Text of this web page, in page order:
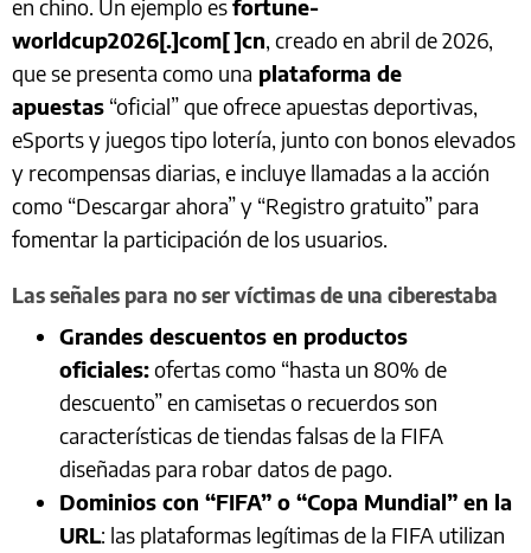
en chino. Un ejemplo esfortune-
worldcup2026[.]com[ ]cn, creado en abril de 2026,
que se presenta como una plataforma de
apuestas “oficial” que ofrece apuestas deportivas,
eSports y juegos tipo lotería, junto con bonos elevados
y recompensas diarias, e incluye llamadas a la acción
como “Descargar ahora” y “Registro gratuito” para
fomentar la participación de los usuarios.
Las señales para no ser víctimas de una ciberestaba
Grandes descuentos en productos
oficiales:ofertas como “hasta un 80% de
descuento” en camisetas o recuerdos son
características de tiendas falsas de la FIFA
diseñadas para robar datos de pago.
Dominios con “FIFA” o “Copa Mundial” en la
URL: las plataformas legítimas de la FIFA utilizan